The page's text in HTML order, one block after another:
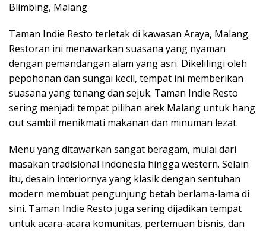
Blimbing, Malang
Taman Indie Resto terletak di kawasan Araya, Malang.
Restoran ini menawarkan suasana yang nyaman
dengan pemandangan alam yang asri. Dikelilingi oleh
pepohonan dan sungai kecil, tempat ini memberikan
suasana yang tenang dan sejuk. Taman Indie Resto
sering menjadi tempat pilihan arek Malang untuk hang
out sambil menikmati makanan dan minuman lezat.
Menu yang ditawarkan sangat beragam, mulai dari
masakan tradisional Indonesia hingga western. Selain
itu, desain interiornya yang klasik dengan sentuhan
modern membuat pengunjung betah berlama-lama di
sini. Taman Indie Resto juga sering dijadikan tempat
untuk acara-acara komunitas, pertemuan bisnis, dan